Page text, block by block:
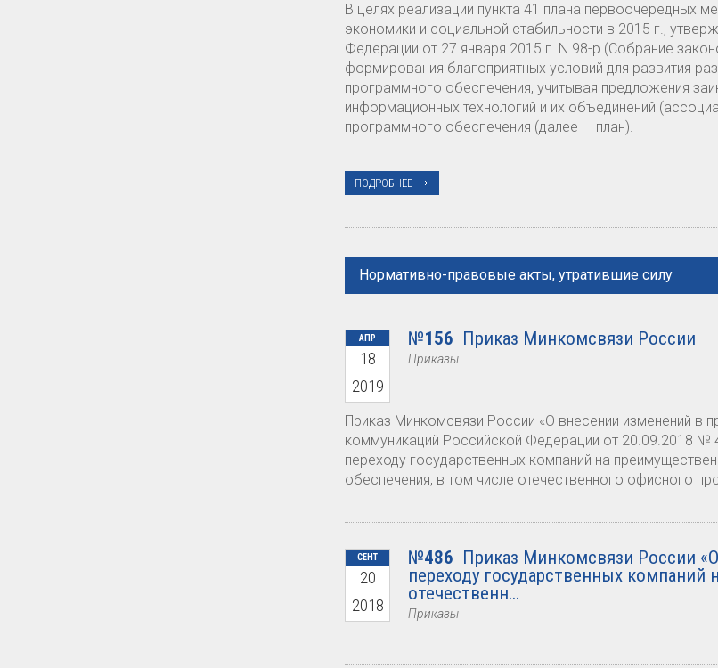
В целях реализации пункта 41 плана первоочередных
экономики и социальной стабильности в 2015 г.,
Федерации от 27 января 2015 г. N 98-р (Собрание
формирования благоприятных условий для развития
программного обеспечения, учитывая предложения
информационных технологий и их объединений
программного обеспечения (далее — план).
ПОДРОБНЕЕ
Нормативно-правовые акты, утратившие силу
АПР
18
2019
№156 Приказ Минкомсвязи России
Приказы
Приказ Минкомсвязи России «О внесении изменений в
коммуникаций Российской Федерации от 20.09.2018 №
переходу государственных компаний на
обеспечения, в том числе отечественного офисного
СЕНТ
20
2018
№486 Приказ Минкомсвязи России
переходу государственных
отечественн...
Приказы